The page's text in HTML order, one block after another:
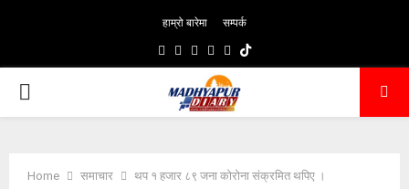
हाम्रो बारेमा सम्पर्क
Facebook
TwitterPinterest
Youtube
Email
PRIMARY
Home समाचार थप १ हजार ८९ जना कोरोना संक्रमित थपिए ।